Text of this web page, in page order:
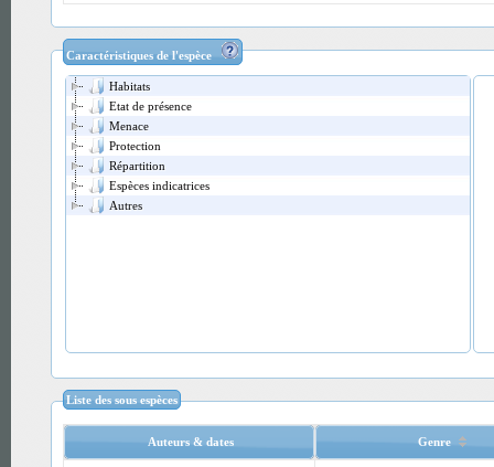
Caractéristiques de l'espèce
Habitats
Etat de présence
Menace
Protection
Répartition
Espèces indicatrices
Autres
Liste des sous espèces
Auteurs & dates Genre